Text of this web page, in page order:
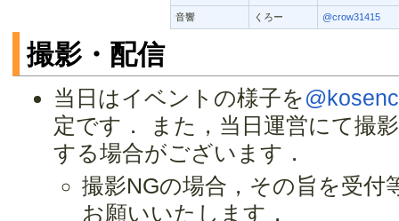
音響 くろー @crow31415
撮影・配信
当日はイベントの様子を
定です． また，当日運営にて撮
する場合がございます．
撮影NGの場合，その旨を受
お願いいたします．